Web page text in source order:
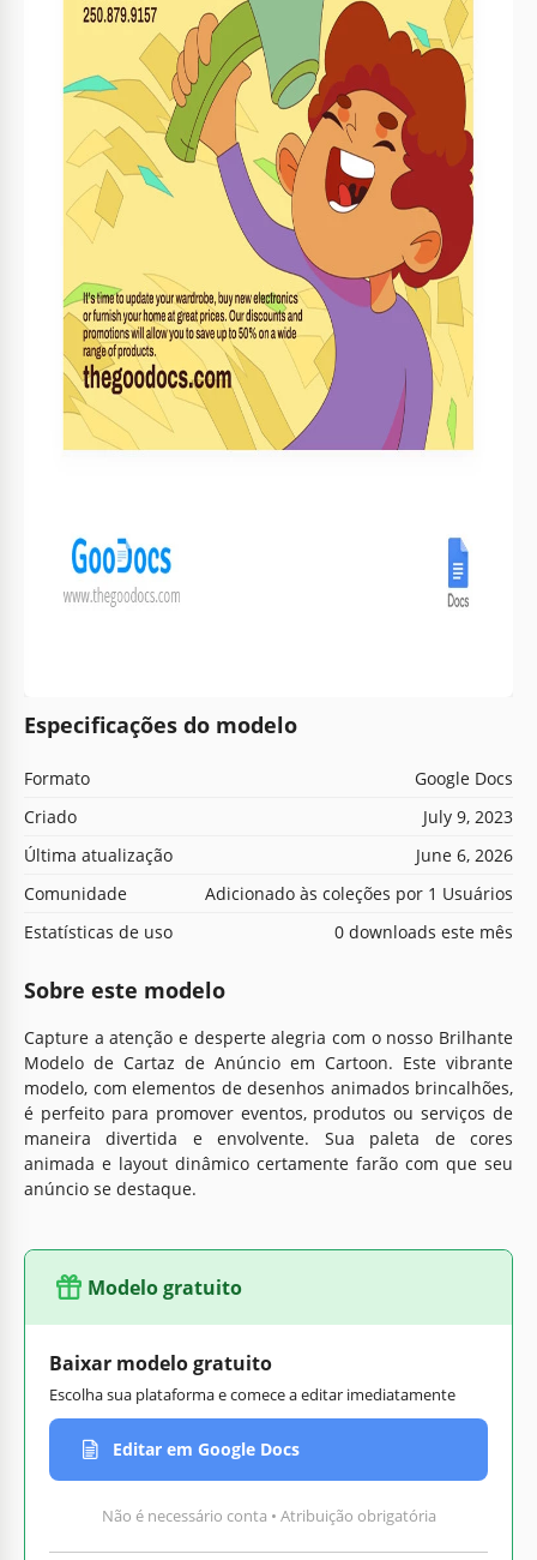
Especificações do modelo
Formato
Google Docs
Criado
July 9, 2023
Última atualização
June 6, 2026
Comunidade
Adicionado às coleções por 1 Usuários
Estatísticas de uso
0 downloads este mês
Sobre este modelo
Capture a atenção e desperte alegria com o nosso Brilhante
Modelo de Cartaz de Anúncio em Cartoon. Este vibrante
modelo, com elementos de desenhos animados brincalhões,
é perfeito para promover eventos, produtos ou serviços de
maneira divertida e envolvente. Sua paleta de cores
animada e layout dinâmico certamente farão com que seu
anúncio se destaque.
Modelo gratuito
Baixar modelo gratuito
Escolha sua plataforma e comece a editar imediatamente
Editar em Google Docs
Não é necessário conta • Atribuição obrigatória